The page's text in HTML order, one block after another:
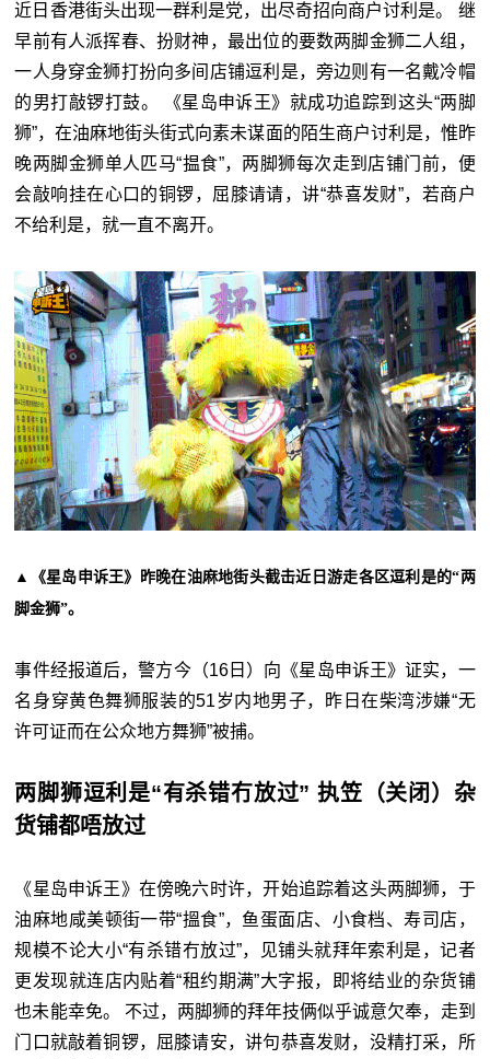
近日香港街头出现一群利是党，出尽奇招向商户讨利是。 继
早前有人派挥春、扮财神，最出位的要数两脚金狮二人组，
一人身穿金狮打扮向多间店铺逗利是，旁边则有一名戴冷帽
的男打敲锣打鼓。 《星岛申诉王》就成功追踪到这头“两脚
狮”，在油麻地街头街式向素未谋面的陌生商户讨利是，惟昨
晚两脚金狮单人匹马“揾食”，两脚狮每次走到店铺门前，便
会敲响挂在心口的铜锣，屈膝请请，讲“恭喜发财”，若商户
不给利是，就一直不离开。
▲《星岛申诉王》昨晚在油麻地街头截击近日游走各区逗利是的“两
脚金狮”。
事件经报道后，警方今（16日）向《星岛申诉王》证实，一
名身穿黄色舞狮服装的51岁内地男子，昨日在柴湾涉嫌“无
许可证而在公众地方舞狮”被捕。
两脚狮逗利是“有杀错冇放过” 执笠（关闭）杂
货铺都唔放过
《星岛申诉王》在傍晚六时许，开始追踪着这头两脚狮，于
油麻地咸美顿街一带“搵食”，鱼蛋面店、小食档、寿司店，
规模不论大小“有杀错冇放过”，见铺头就拜年索利是，记者
更发现就连店内贴着“租约期满”大字报，即将结业的杂货铺
也未能幸免。 不过，两脚狮的拜年技俩似乎诚意欠奉，走到
门口就敲着铜锣，屈膝请安，讲句恭喜发财，没精打采，所